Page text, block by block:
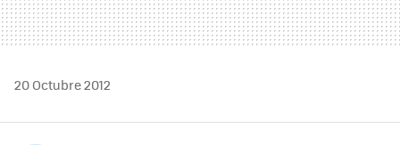
20 Octubre 2012